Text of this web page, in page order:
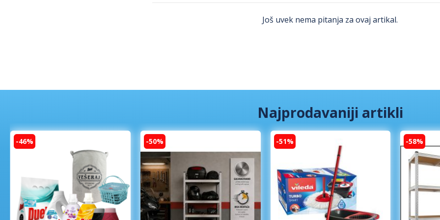
Još uvek nema pitanja za ovaj artikal.
Najprodavaniji artikli
-46% -50% -51% -58%